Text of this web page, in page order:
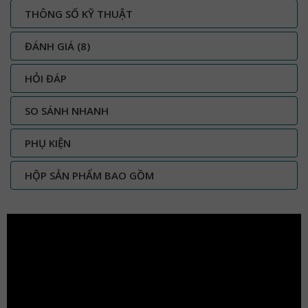
THÔNG SỐ KỸ THUẬT
ĐÁNH GIÁ (8)
HỎI ĐÁP
SO SÁNH NHANH
PHỤ KIỆN
HỘP SẢN PHẨM BAO GỒM